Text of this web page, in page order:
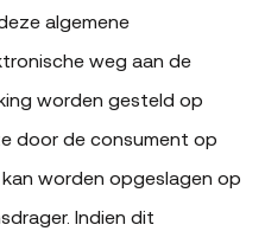
algemene
weg aan de
worden gesteld op
door de consument op
worden opgeslagen op
Indien dit